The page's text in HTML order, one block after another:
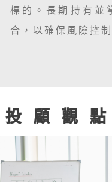
標的。長期持有並
合，以確保風險控
投顧觀點